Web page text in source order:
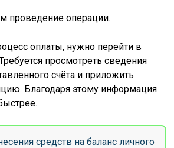
проведение операции.
оплаты, нужно перейти в
просмотреть сведения
счёта и приложить
Благодаря этому информация
средств на баланс личного